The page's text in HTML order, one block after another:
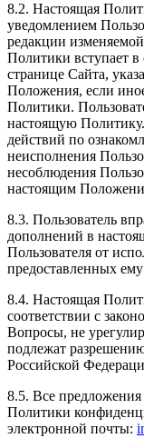
8.2. Настоящая
уведомлением
редакции
Политики вступает в
странице Сайта,
Положения, если
Политики.
настоящую
действий по
неисполнения
несоблюдения
настоящим
8.3. Пользователь
дополнений в
Пользователя от
предоставленных
8.4. Настоящая
соответствии с
Вопросы, не
подлежат
Российской
8.5. Все
Политики
электронной почты: